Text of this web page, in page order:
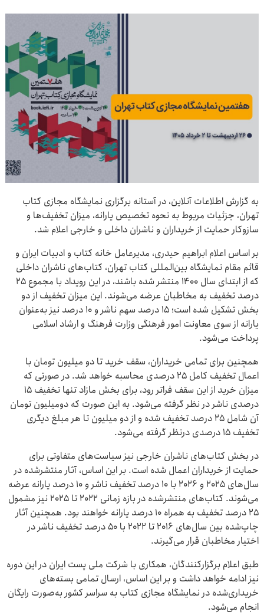
به گزارش اطلاعات آنلاین، در آستانه برگزاری نمایشگاه مجازی کتاب
تهران، جزئیات مربوط به نحوه تخصیص یارانه، میزان تخفیف‌ها و
سازوکار حمایت از خریداران و ناشران داخلی و خارجی اعلام شد.
بر اساس اعلام ابراهیم حیدری، مدیرعامل خانه کتاب و ادبیات ایران و
قائم مقام نمایشگاه بین‌المللی کتاب تهران، کتاب‌های ناشران داخلی
که از ابتدای سال ۱۴۰۰ منتشر شده باشند، در این رویداد با مجموع ۲۵
درصد تخفیف به مخاطبان عرضه می‌شوند. این میزان تخفیف از دو
بخش تشکیل شده است؛ ۱۵ درصد سهم ناشر و ۱۰ درصد نیز به‌عنوان
یارانه از سوی معاونت امور فرهنگی وزارت فرهنگ و ارشاد اسلامی
پرداخت می‌شود.
همچنین برای تمامی خریداران، سقف خرید تا دو میلیون تومان با
اعمال تخفیف کامل ۲۵ درصدی محاسبه خواهد شد. در صورتی که
میزان خرید از این سقف فراتر رود، برای بخش مازاد تنها تخفیف ۱۵
درصدی ناشر در نظر گرفته می‌شود. به این صورت که دومیلیون تومان
آن شامل ۲۵ درصد تخفیف شده و از دو میلیون تا هر مبلغ دیگری
تخفیف ۱۵ درصدی درنظر گرفته می‌شود.
در بخش کتاب‌های ناشران خارجی نیز سیاست‌های متفاوتی برای
حمایت از خریداران اعمال شده است. بر این اساس، آثار منتشرشده در
سال‌های ۲۰۲۵ و ۲۰۲۶ با ۱۰ درصد تخفیف ناشر و ۱۰ درصد یارانه عرضه
می‌شوند. کتاب‌های منتشرشده در بازه زمانی ۲۰۲۲ تا ۲۰۲۵ نیز مشمول
۲۵ درصد تخفیف به همراه ۱۰ درصد یارانه خواهند بود. همچنین آثار
چاپ‌شده بین سال‌های ۲۰۱۶ تا ۲۰۲۲ با ۵۰ درصد تخفیف ناشر در
اختیار مخاطبان قرار می‌گیرند.
طبق اعلام برگزارکنندگان، همکاری با شرکت ملی پست ایران در این دوره
نیز ادامه خواهد داشت و بر این اساس، ارسال تمامی بسته‌های
خریداری‌شده در نمایشگاه مجازی کتاب به سراسر کشور به‌صورت رایگان
انجام می‌شود.